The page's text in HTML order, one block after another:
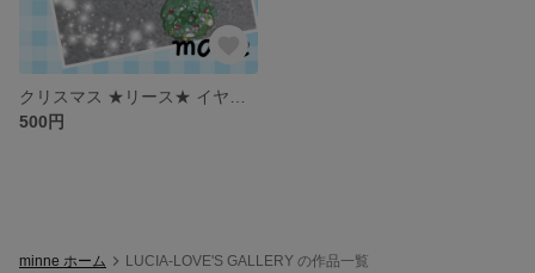
500円
minne ホーム LUCIA-LOVE'S GALLERY の作品一覧